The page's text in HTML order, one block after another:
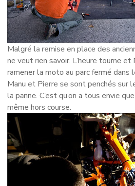
Malgré la remise en place des
ne veut rien savoir. L’heure tourne
ramener la moto au parc fermé dans
Manu et Pierre se sont penchés sur
la panne. C’est qu’on a tous envie
même hors course.